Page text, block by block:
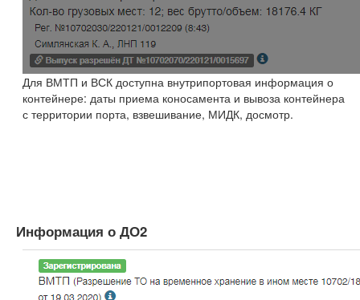
Для ВМТП и ВСК доступна внутрипортовая информация о
контейнере: даты приема коносамента и вывоза контейнера
с территории порта, взвешивание, МИДК, досмотр.
Информация о ДО2